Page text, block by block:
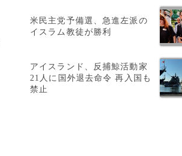
米民主党予備選、急進左派の
イスラム教徒が勝利
アイスランド、反捕鯨活動家
21人に国外退去命令 再入国も
禁止